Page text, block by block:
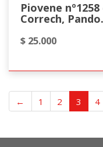
Piovene
Correch, Pando.
$ 25.000
← 1 2 3 4